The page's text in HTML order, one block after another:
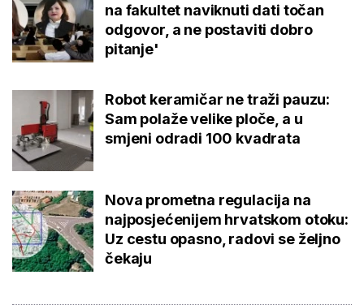
na fakultet naviknuti dati točan
odgovor, a ne postaviti dobro
pitanje'
Robot keramičar ne traži pauzu:
Sam polaže velike ploče, a u
smjeni odradi 100 kvadrata
Nova prometna regulacija na
najposjećenijem hrvatskom otoku:
Uz cestu opasno, radovi se željno
čekaju